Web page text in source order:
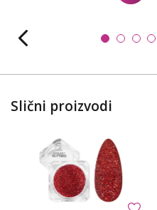
Slični proizvodi